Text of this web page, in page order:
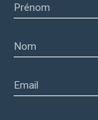
Prénom
Nom
Email